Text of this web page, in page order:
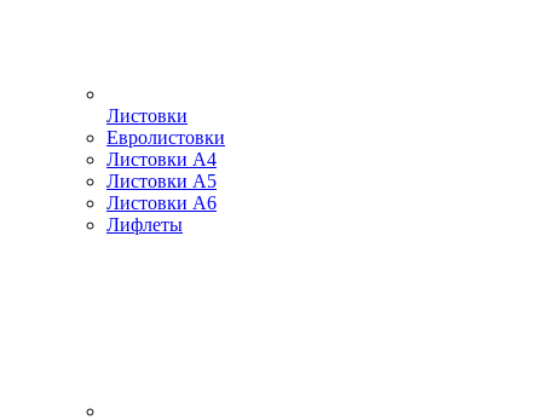
Листовки
Евролистовки
Листовки А4
Листовки А5
Листовки А6
Лифлеты